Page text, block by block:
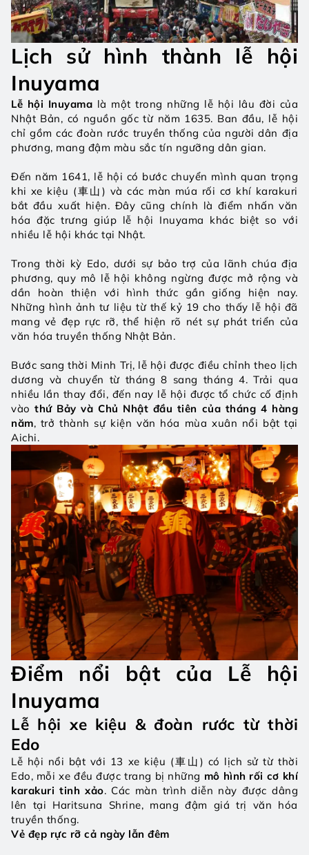
Lịch sử hình thành lễ hội
Inuyama
Lễ hội Inuyama là một trong những lễ hội lâu đời của
Nhật Bản, có nguồn gốc từ năm 1635. Ban đầu, lễ hội
chỉ gồm các đoàn rước truyền thống của người dân địa
phương, mang đậm màu sắc tín ngưỡng dân gian.
Đến năm 1641, lễ hội có bước chuyển mình quan trọng
khi xe kiệu (車山) và các màn múa rối cơ khí karakuri
bắt đầu xuất hiện. Đây cũng chính là điểm nhấn văn
hóa đặc trưng giúp lễ hội Inuyama khác biệt so với
nhiều lễ hội khác tại Nhật.
Trong thời kỳ Edo, dưới sự bảo trợ của lãnh chúa địa
phương, quy mô lễ hội không ngừng được mở rộng và
dần hoàn thiện với hình thức gần giống hiện nay.
Những hình ảnh tư liệu từ thế kỷ 19 cho thấy lễ hội đã
mang vẻ đẹp rực rỡ, thể hiện rõ nét sự phát triển của
văn hóa truyền thống Nhật Bản.
Bước sang thời Minh Trị, lễ hội được điều chỉnh theo lịch
dương và chuyển từ tháng 8 sang tháng 4. Trải qua
nhiều lần thay đổi, đến nay lễ hội được tổ chức cố định
vào thứ Bảy và Chủ Nhật đầu tiên của tháng 4 hàng
năm, trở thành sự kiện văn hóa mùa xuân nổi bật tại
Aichi.
Điểm nổi bật của Lễ hội
Inuyama
Lễ hội xe kiệu & đoàn rước từ thời
Edo
Lễ hội nổi bật với 13 xe kiệu (車山) có lịch sử từ thời
Edo, mỗi xe đều được trang bị những mô hình rối cơ khí
karakuri tinh xảo. Các màn trình diễn này được dâng
lên tại Haritsuna Shrine, mang đậm giá trị văn hóa
truyền thống.
Vẻ đẹp rực rỡ cả ngày lẫn đêm